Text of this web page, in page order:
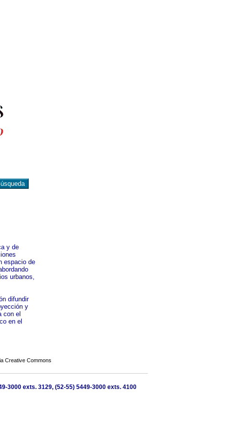
y de
espacio de
urbanos,
difundir
y
con el
en el
Creative Commons
3000 exts. 3129, (52-55) 5449-3000 exts. 4100